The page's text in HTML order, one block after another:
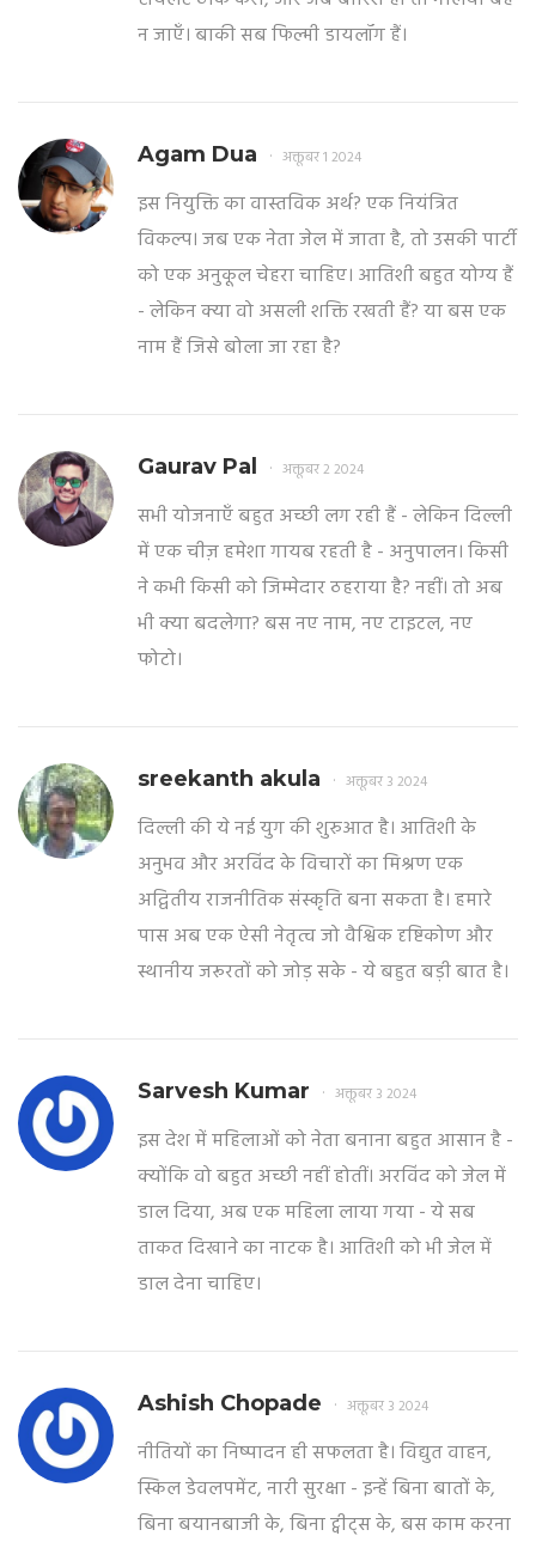
न जाएँ। बाकी सब फिल्मी डायलॉग हैं।
Agam Dua अक्तूबर 1 2024
इस नियुक्ति का वास्तविक अर्थ? एक नियंत्रित
विकल्प। जब एक नेता जेल में जाता है, तो उसकी पार्टी
को एक अनुकूल चेहरा चाहिए। आतिशी बहुत योग्य हैं
- लेकिन क्या वो असली शक्ति रखती हैं? या बस एक
नाम हैं जिसे बोला जा रहा है?
Gaurav Pal अक्तूबर 2 2024
सभी योजनाएँ बहुत अच्छी लग रही हैं - लेकिन दिल्ली
में एक चीज़ हमेशा गायब रहती है - अनुपालन। किसी
ने कभी किसी को जिम्मेदार ठहराया है? नहीं। तो अब
भी क्या बदलेगा? बस नए नाम, नए टाइटल, नए
फोटो।
sreekanth akula अक्तूबर 3 2024
दिल्ली की ये नई युग की शुरुआत है। आतिशी के
अनुभव और अरविंद के विचारों का मिश्रण एक
अद्वितीय राजनीतिक संस्कृति बना सकता है। हमारे
पास अब एक ऐसी नेतृत्व जो वैश्विक दृष्टिकोण और
स्थानीय जरूरतों को जोड़ सके - ये बहुत बड़ी बात है।
Sarvesh Kumar अक्तूबर 3 2024
इस देश में महिलाओं को नेता बनाना बहुत आसान है -
क्योंकि वो बहुत अच्छी नहीं होतीं। अरविंद को जेल में
डाल दिया, अब एक महिला लाया गया - ये सब
ताकत दिखाने का नाटक है। आतिशी को भी जेल में
डाल देना चाहिए।
Ashish Chopade अक्तूबर 3 2024
नीतियों का निष्पादन ही सफलता है। विद्युत वाहन,
स्किल डेवलपमेंट, नारी सुरक्षा - इन्हें बिना बातों के,
बिना बयानबाजी के, बिना ट्वीट्स के, बस काम करना